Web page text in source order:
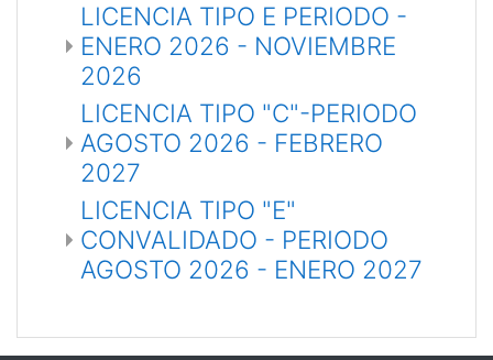
LICENCIA TIPO E PERIODO -
ENERO 2026 - NOVIEMBRE
2026
LICENCIA TIPO "C"-PERIODO
AGOSTO 2026 - FEBRERO
2027
LICENCIA TIPO "E"
CONVALIDADO - PERIODO
AGOSTO 2026 - ENERO 2027